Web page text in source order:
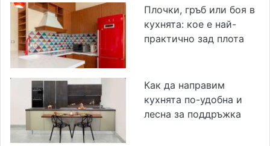
Плочки, гръб или боя в
кухнята: кое е най-
практично зад плота
Как да направим
кухнята по-удобна и
лесна за поддръжка